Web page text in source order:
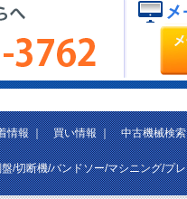
情報｜買い情報｜中古機械検索
/切断機/バンドソー/マシニング/プ